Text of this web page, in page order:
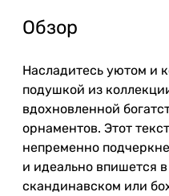
Обзор
Насладитесь уютом и
подушкой из
вдохновленной
орнаментов. Этот
непременно
и идеально впишется
скандинавском или